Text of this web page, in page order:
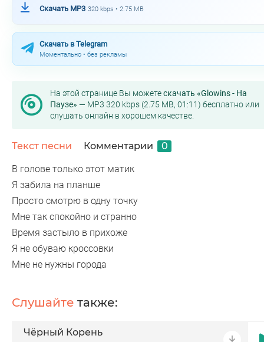
Скачать MP3 320 kbps • 2.75 MB
Скачать в Telegram
Моментально • без рекламы
На этой странице Вы можетескачать «Glowins - На
Паузе» — MP3 320 kbps (2.75 MB, 01:11) бесплатно или
слушать онлайн в хорошем качестве.
Текст песни Комментарии 0
В голове только этот матик
Я забила на планше
Просто смотрю в одну точку
Мне так спокойно и странно
Время застыло в прихоже
Я не обуваю кроссовки
Мне не нужны города
Слушайте также:
Чёрный Корень